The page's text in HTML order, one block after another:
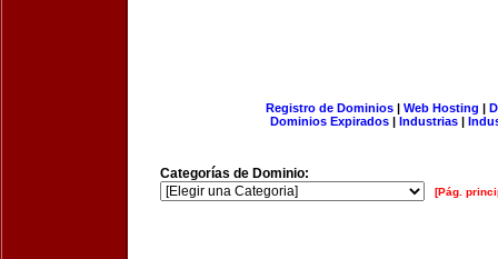
Registro de Dominios| Web Hosting |
Dominios Expirados | Industrias |
Categorías de Dominio:
[Pág.